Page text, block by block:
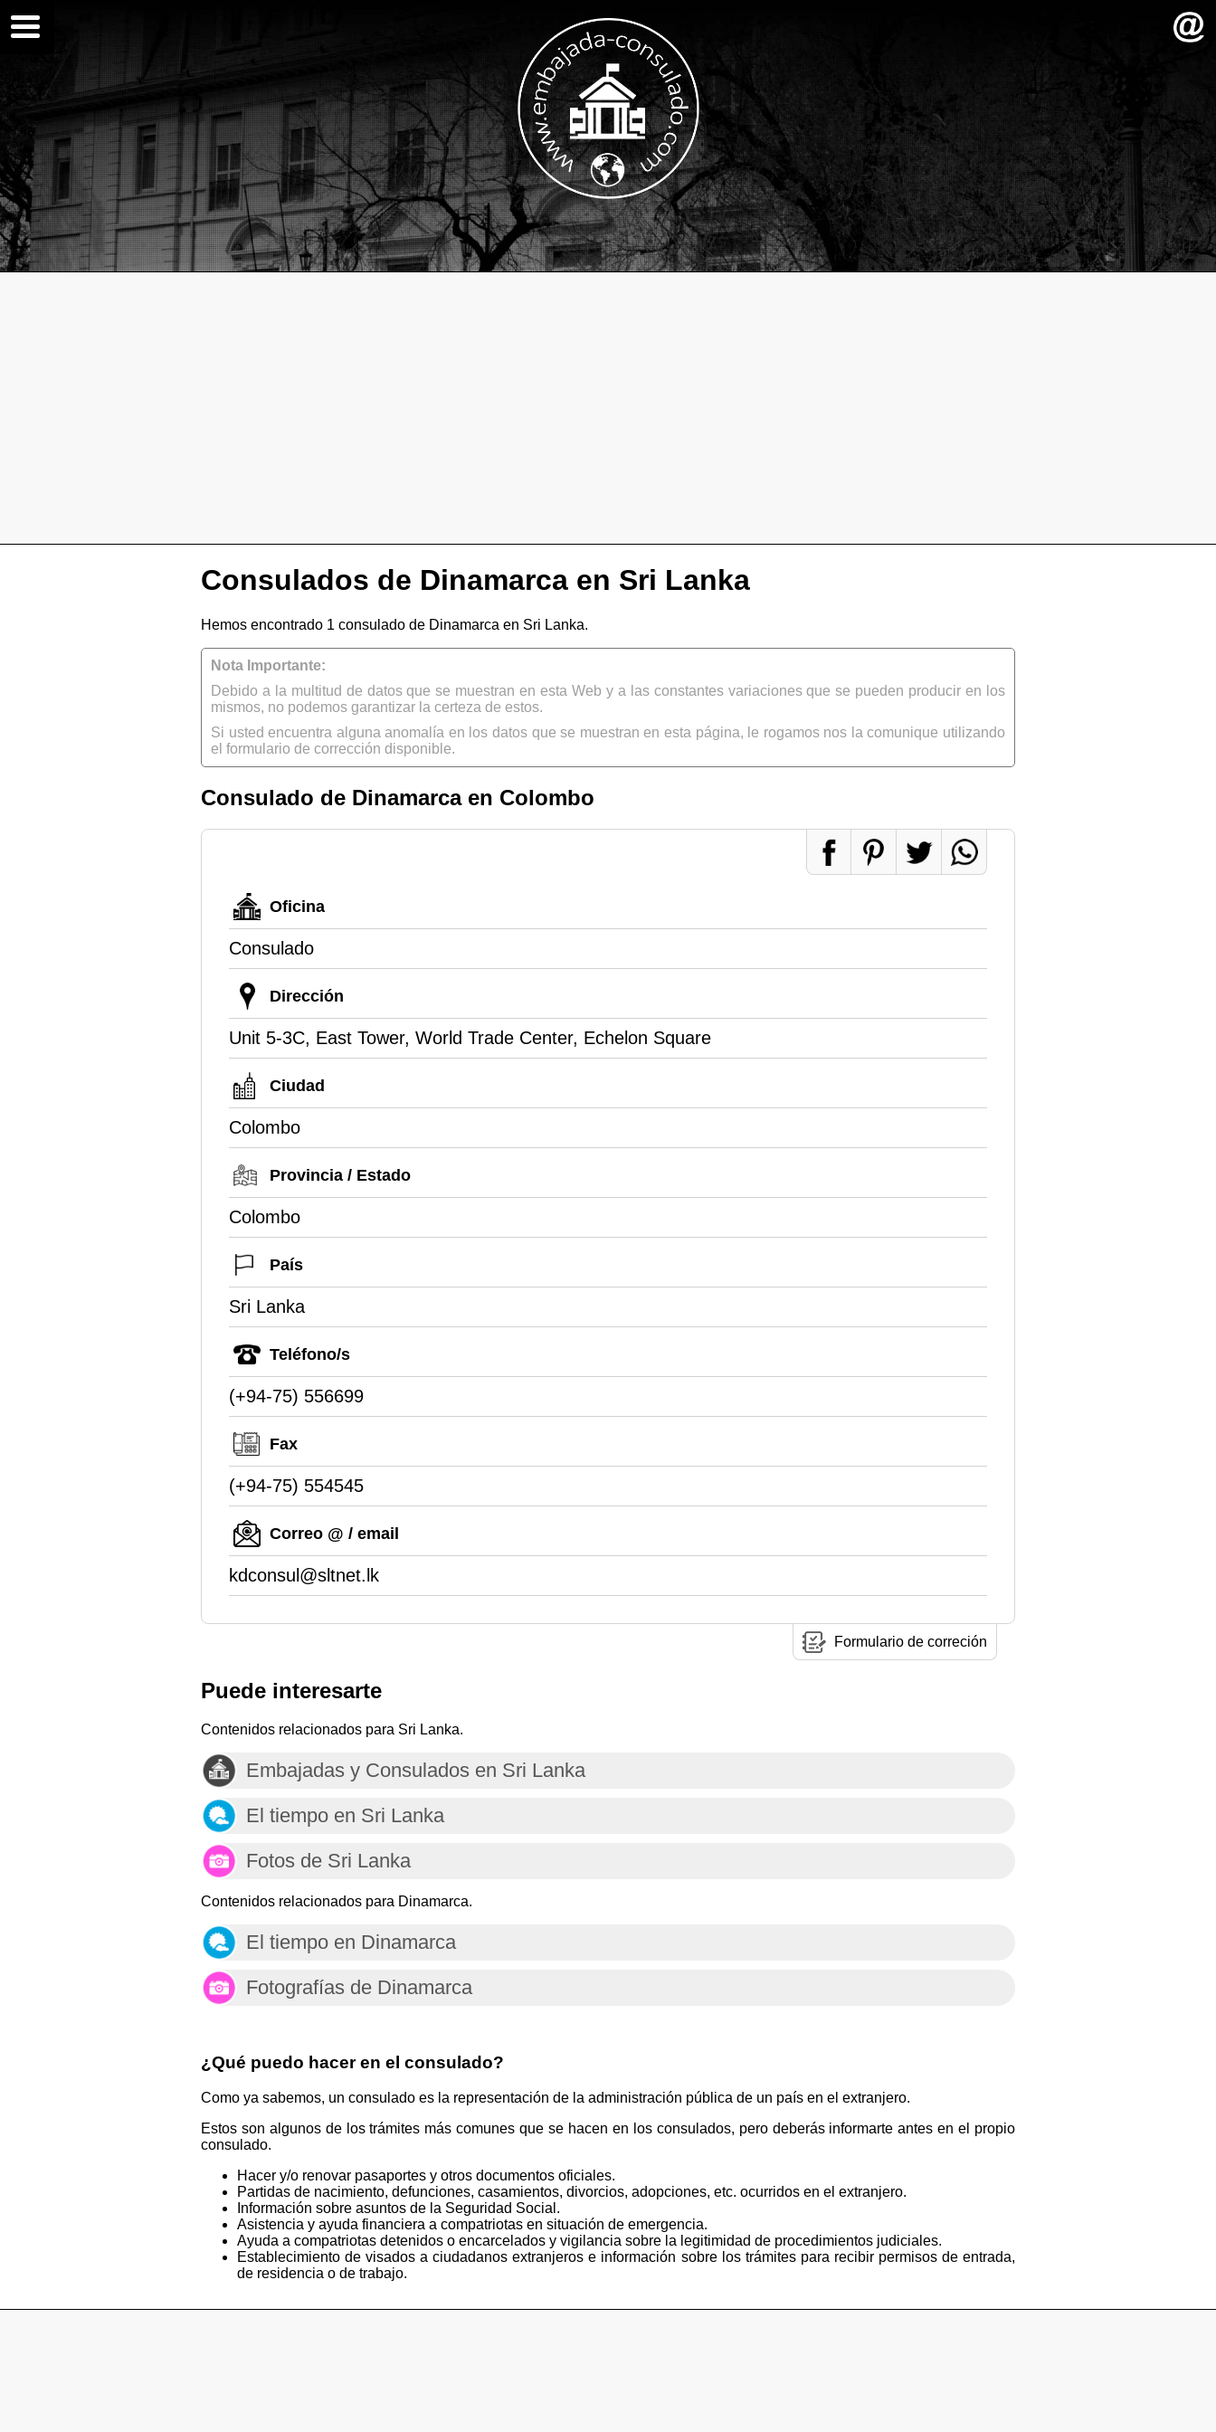
Consulados de Dinamarca en Sri Lanka
Hemos encontrado 1 consulado de Dinamarca en Sri Lanka.
Nota Importante:
Debido a la multitud de datos que se muestran en esta Web y a las constantes variaciones que se pueden producir en los
mismos, no podemos garantizar la certeza de estos.
Si usted encuentra alguna anomalía en los datos que se muestran en esta página, le rogamos nos la comunique utilizando
el formulario de corrección disponible.
Consulado de Dinamarca en Colombo
Oficina
Consulado
Dirección
Unit 5-3C, East Tower, World Trade Center, Echelon Square
Ciudad
Colombo
Provincia / Estado
Colombo
País
Sri Lanka
Teléfono/s
(+94-75) 556699
Fax
(+94-75) 554545
Correo @ / email
kdconsul@sltnet.lk
Formulario de correción
Puede interesarte
Contenidos relacionados para Sri Lanka.
Embajadas y Consulados en Sri Lanka
El tiempo en Sri Lanka
Fotos de Sri Lanka
Contenidos relacionados para Dinamarca.
El tiempo en Dinamarca
Fotografías de Dinamarca
¿Qué puedo hacer en el consulado?
Como ya sabemos, un consulado es la representación de la administración pública de un país en el extranjero.
Estos son algunos de los trámites más comunes que se hacen en los consulados, pero deberás informarte antes en el propio
consulado.
Hacer y/o renovar pasaportes y otros documentos oficiales.
Partidas de nacimiento, defunciones, casamientos, divorcios, adopciones, etc. ocurridos en el extranjero.
Información sobre asuntos de la Seguridad Social.
Asistencia y ayuda financiera a compatriotas en situación de emergencia.
Ayuda a compatriotas detenidos o encarcelados y vigilancia sobre la legitimidad de procedimientos judiciales.
Establecimiento de visados a ciudadanos extranjeros e información sobre los trámites para recibir permisos de entrada,
de residencia o de trabajo.